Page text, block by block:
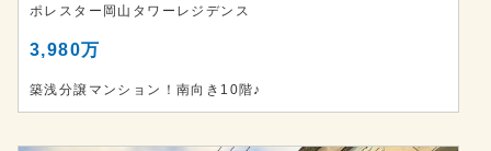
ポレスター岡山タワーレジデンス
3,980万
築浅分譲マンション！南向き10階♪